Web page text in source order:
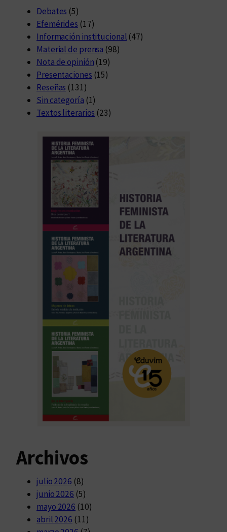
Debates (5)
Efemérides (17)
Información institucional (47)
Material de prensa (98)
Nota de opinión (19)
Presentaciones (15)
Reseñas (131)
Sin categoría (1)
Textos literarios (23)
Archivos
julio 2026 (8)
junio 2026 (5)
mayo 2026 (10)
abril 2026 (11)